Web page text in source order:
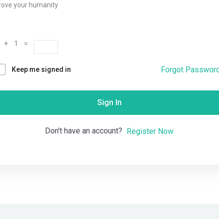
your humanity
+ 1 =
Keep me signed in Forgot
Sign In
Don't have an account? Register Now